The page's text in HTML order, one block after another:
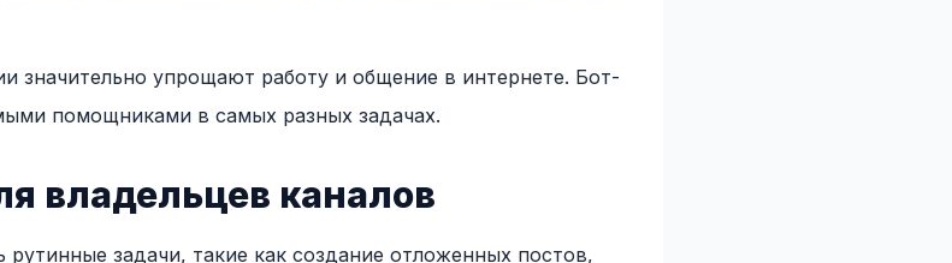
значительно упрощают работу и общение в интернете. Бот-
помощниками в самых разных задачах.
владельцев каналов
задачи, такие как создание отложенных постов,